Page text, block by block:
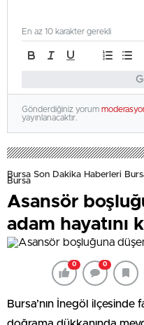
En az 10 karakter gerekli
Gönderdiğiniz yorum
yayınlanacaktır.
Bursa Son Dakika Haberleri
Bursa
Asansör
adam hayatını
0 0
Bursa’nın İnegöl